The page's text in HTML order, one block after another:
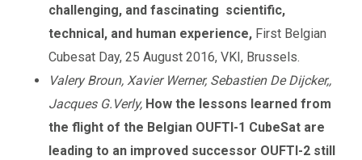
challenging, and fascinating scientific,
technical, and human experience, First Belgian
Cubesat Day, 25 August 2016, VKI, Brussels.
Valery Broun, Xavier Werner, Sebastien De Dijcker,,
Jacques G.Verly, How the lessons learned from
the flight of the Belgian OUFTI-1 CubeSat are
leading to an improved successor OUFTI-2 still